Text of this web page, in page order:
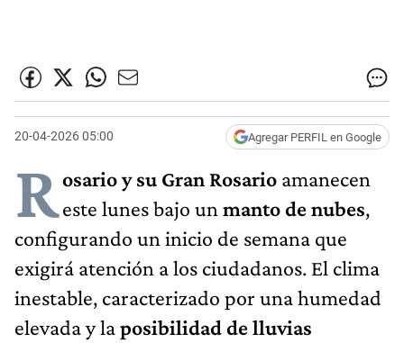
20-04-2026 05:00 Agregar PERFIL en Google
Rosario y su Gran Rosario amanecen
este lunes bajo un manto de nubes,
configurando un inicio de semana que
exigirá atención a los ciudadanos. El clima
inestable, caracterizado por una humedad
elevada y laposibilidad de lluvias